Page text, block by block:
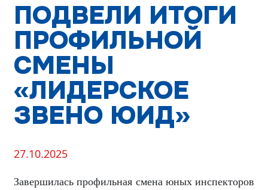
ПОДВЕЛИ ИТОГИ
ПРОФИЛЬНОЙ
СМЕНЫ
«ЛИДЕРСКОЕ
ЗВЕНО ЮИД»
27.10.2025
Завершилась профильная смена юных инспекторов